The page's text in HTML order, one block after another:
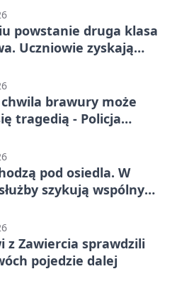
powstanie druga klasa
Uczniowie zyskają
brawury może
tragedią - Policja
pod osiedla. W
szykują wspólny
z Zawiercia sprawdzili
pojedzie dalej